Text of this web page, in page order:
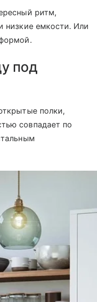
ритм,
низкие емкости. Или
под
полки,
совпадает по